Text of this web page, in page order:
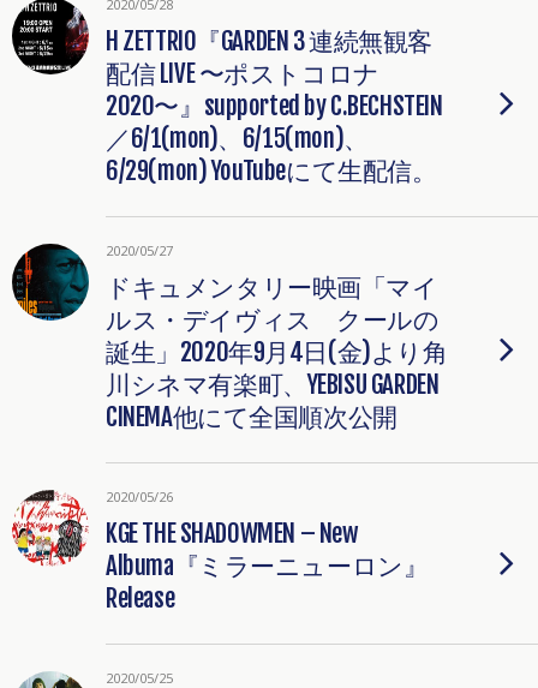
2020/05/28
H ZETTRIO『GARDEN 3 連続無観客
配信 LIVE 〜ポストコロナ
2020〜』supported by C.BECHSTEIN
／6/1(mon)、6/15(mon)、
6/29(mon) YouTubeにて生配信。
2020/05/27
ドキュメンタリー映画「マイ
ルス・デイヴィス クールの
誕生」2020年9月4日(金)より角
川シネマ有楽町、YEBISU GARDEN
CINEMA他にて全国順次公開
2020/05/26
KGE THE SHADOWMEN – New
Albuma『ミラーニューロン』
Release
2020/05/25